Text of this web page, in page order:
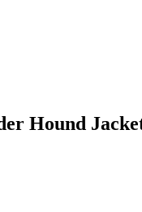
Hound